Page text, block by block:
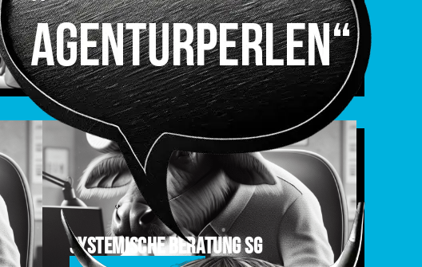
Suchmaschinen­werbung (SEA)
MEHR INFOS
Systemische Beratung SG